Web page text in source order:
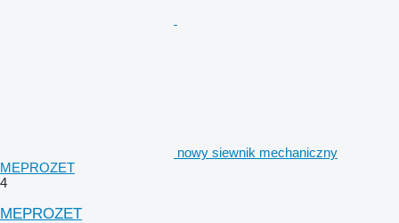
nowy siewnik mechaniczny
MEPROZET
4
MEPROZET